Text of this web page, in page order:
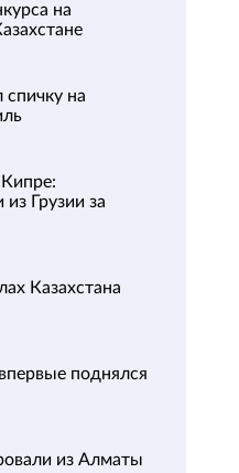
на
на
из Грузии за
Казахстана
поднялся
из Алматы